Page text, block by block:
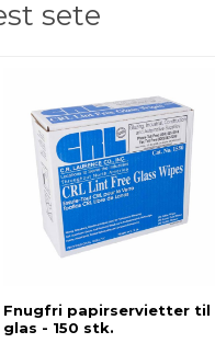
sete
Fnugfri papirservietter til
glas - 150 stk.